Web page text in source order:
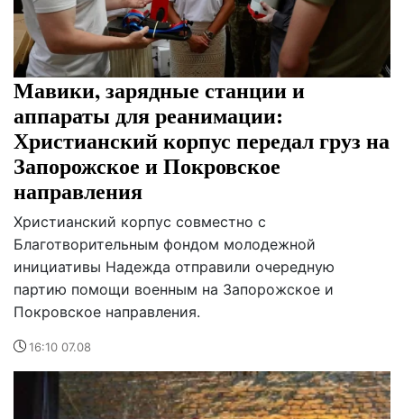
Мавики, зарядные станции и
аппараты для реанимации:
Христианский корпус передал груз на
Запорожское и Покровское
направления
Христианский корпус совместно с
Благотворительным фондом молодежной
инициативы Надежда отправили очередную
партию помощи военным на Запорожское и
Покровское направления.
16:10 07.08